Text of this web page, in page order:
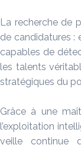
La recherche de
de candidatures :
capables de
les talents
stratégiques du
Grâce à une
l’exploitation
veille continue